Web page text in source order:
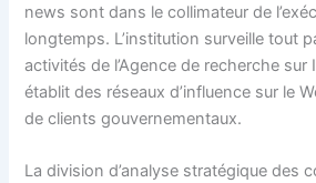
news sont dans le collimateur de
longtemps. L’institution surveille tout
activités de l’Agence de recherche
établit des réseaux d’influence sur le
de clients gouvernementaux.
La division d’analyse stratégique des